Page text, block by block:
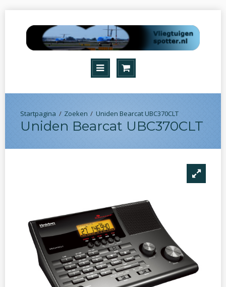
Zoeken Uniden Bearcat UBC370CLT
Uniden Bearcat UBC370CLT